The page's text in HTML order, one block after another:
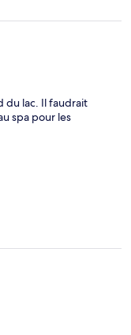
du lac. Il faudrait
spa pour les